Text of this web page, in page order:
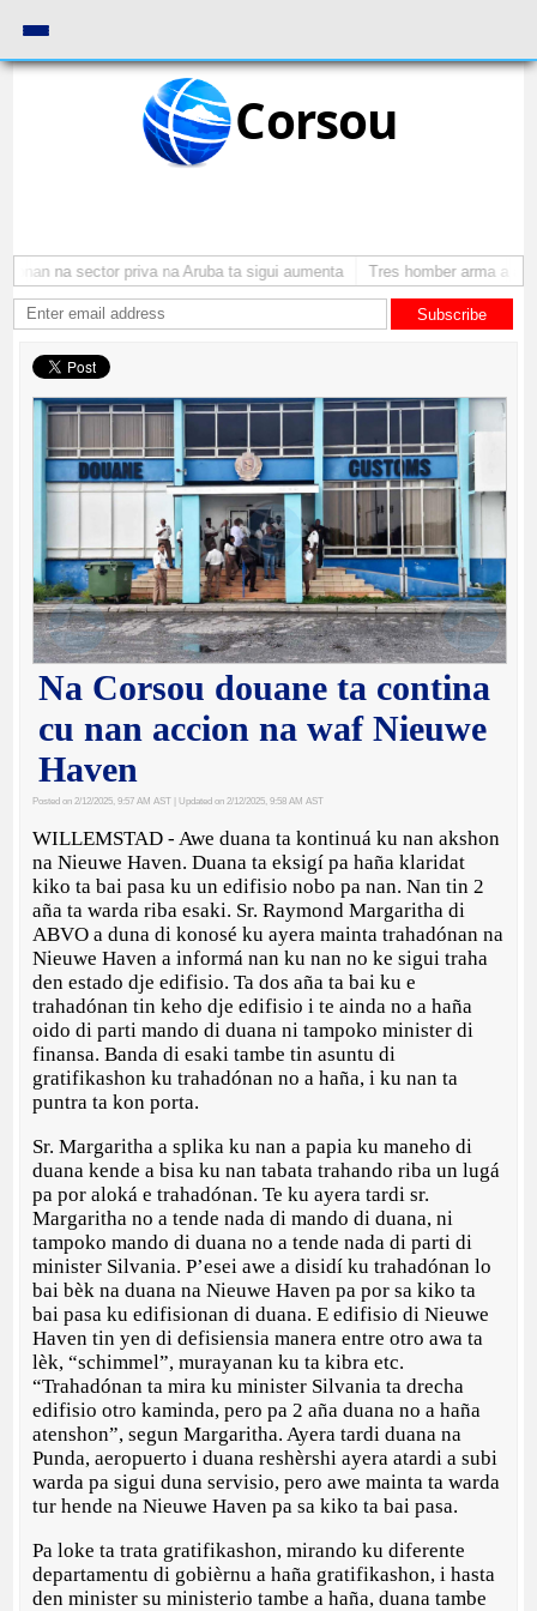
Corsou
na sector priva na Aruba ta sigui aumenta Tres homber arma a
Subscribe
Na Corsou douane ta contina
cu nan accion na waf Nieuwe
Haven
Posted on 2/12/2025, 9:57 AM AST | Updated on 2/12/2025, 9:58 AM AST
WILLEMSTAD - Awe duana ta kontinuá ku nan akshon
na Nieuwe Haven. Duana ta eksigí pa haña klaridat
kiko ta bai pasa ku un edifisio nobo pa nan. Nan tin 2
aña ta warda riba esaki. Sr. Raymond Margaritha di
ABVO a duna di konosé ku ayera mainta trahadónan na
Nieuwe Haven a informá nan ku nan no ke sigui traha
den estado dje edifisio. Ta dos aña ta bai ku e
trahadónan tin keho dje edifisio i te ainda no a haña
oido di parti mando di duana ni tampoko minister di
finansa. Banda di esaki tambe tin asuntu di
gratifikashon ku trahadónan no a haña, i ku nan ta
puntra ta kon porta.
Sr. Margaritha a splika ku nan a papia ku maneho di
duana kende a bisa ku nan tabata trahando riba un lugá
pa por aloká e trahadónan. Te ku ayera tardi sr.
Margaritha no a tende nada di mando di duana, ni
tampoko mando di duana no a tende nada di parti di
minister Silvania. P’esei awe a disidí ku trahadónan lo
bai bèk na duana na Nieuwe Haven pa por sa kiko ta
bai pasa ku edifisionan di duana. E edifisio di Nieuwe
Haven tin yen di defisiensia manera entre otro awa ta
lèk, “schimmel”, murayanan ku ta kibra etc.
“Trahadónan ta mira ku minister Silvania ta drecha
edifisio otro kaminda, pero pa 2 aña duana no a haña
atenshon”, segun Margaritha. Ayera tardi duana na
Punda, aeropuerto i duana reshèrshi ayera atardi a subi
warda pa sigui duna servisio, pero awe mainta ta warda
tur hende na Nieuwe Haven pa sa kiko ta bai pasa.
Pa loke ta trata gratifikashon, mirando ku diferente
departamentu di gobièrnu a haña gratifikashon, i hasta
den minister su ministerio tambe a haña, duana tambe